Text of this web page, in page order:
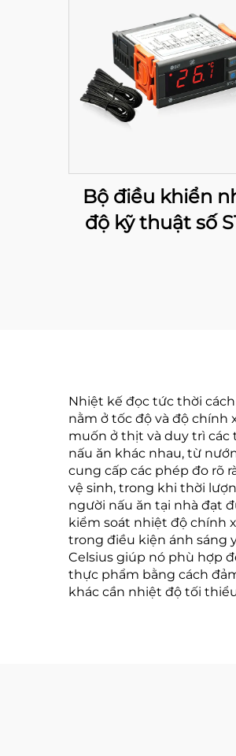
Bộ điều khiển
độ kỹ thuật số
Nhiệt kế đọc tức thời
nằm ở tốc độ và độ chính
muốn ở thịt và duy trì
nấu ăn khác nhau, từ
cung cấp các phép đo rõ
vệ sinh, trong khi thời
người nấu ăn tại nhà đạt
kiểm soát nhiệt độ chính
trong điều kiện ánh sáng
Celsius giúp nó phù hợp
thực phẩm bằng cách
khác cần nhiệt độ tối